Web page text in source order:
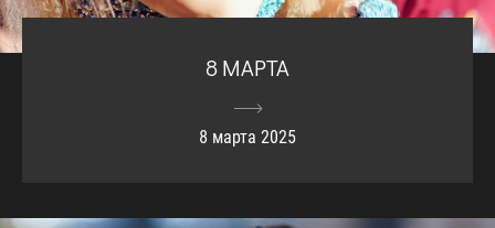
8 МАРТА
8 марта 2025